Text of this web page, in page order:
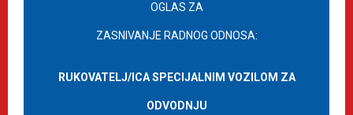
OGLAS ZA
ZASNIVANJE RADNOG ODNOSA:
RUKOVATELJ/ICA SPECIJALNIM VOZILOM ZA
ODVODNJU